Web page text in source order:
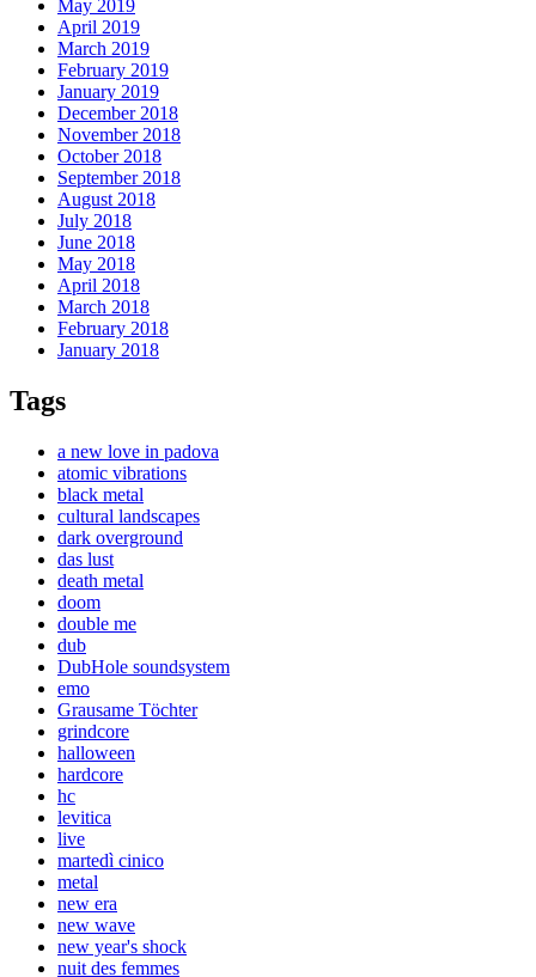
May 2019
April 2019
March 2019
February 2019
January 2019
December 2018
November 2018
October 2018
September 2018
August 2018
July 2018
June 2018
May 2018
April 2018
March 2018
February 2018
January 2018
Tags
a new love in padova
atomic vibrations
black metal
cultural landscapes
dark overground
das lust
death metal
doom
double me
dub
DubHole soundsystem
emo
Grausame Töchter
grindcore
halloween
hardcore
hc
levitica
live
martedì cinico
metal
new era
new wave
new year's shock
nuit des femmes